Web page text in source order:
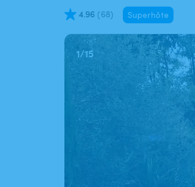
4.96 (68) Superhôte
1/15